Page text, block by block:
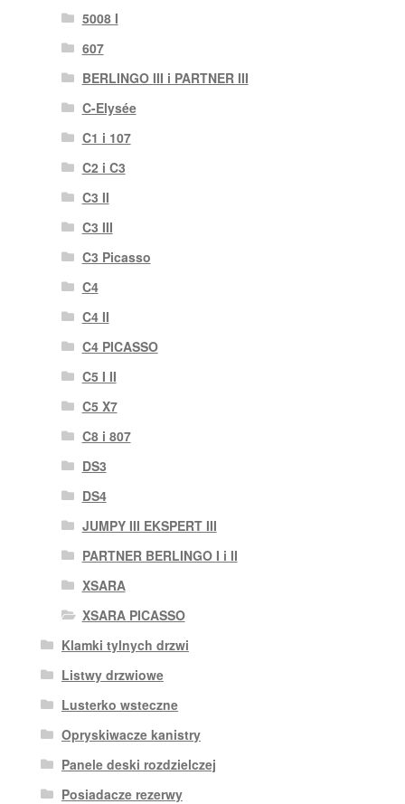
5008 I
607
BERLINGO III i PARTNER III
C-Elysée
C1 i 107
C2 i C3
C3 II
C3 III
C3 Picasso
C4
C4 II
C4 PICASSO
C5 I II
C5 X7
C8 i 807
DS3
DS4
JUMPY III EKSPERT III
PARTNER BERLINGO I i II
XSARA
XSARA PICASSO
Klamki tylnych drzwi
Listwy drzwiowe
Lusterko wsteczne
Opryskiwacze kanistry
Panele deski rozdzielczej
Posiadacze rezerwy